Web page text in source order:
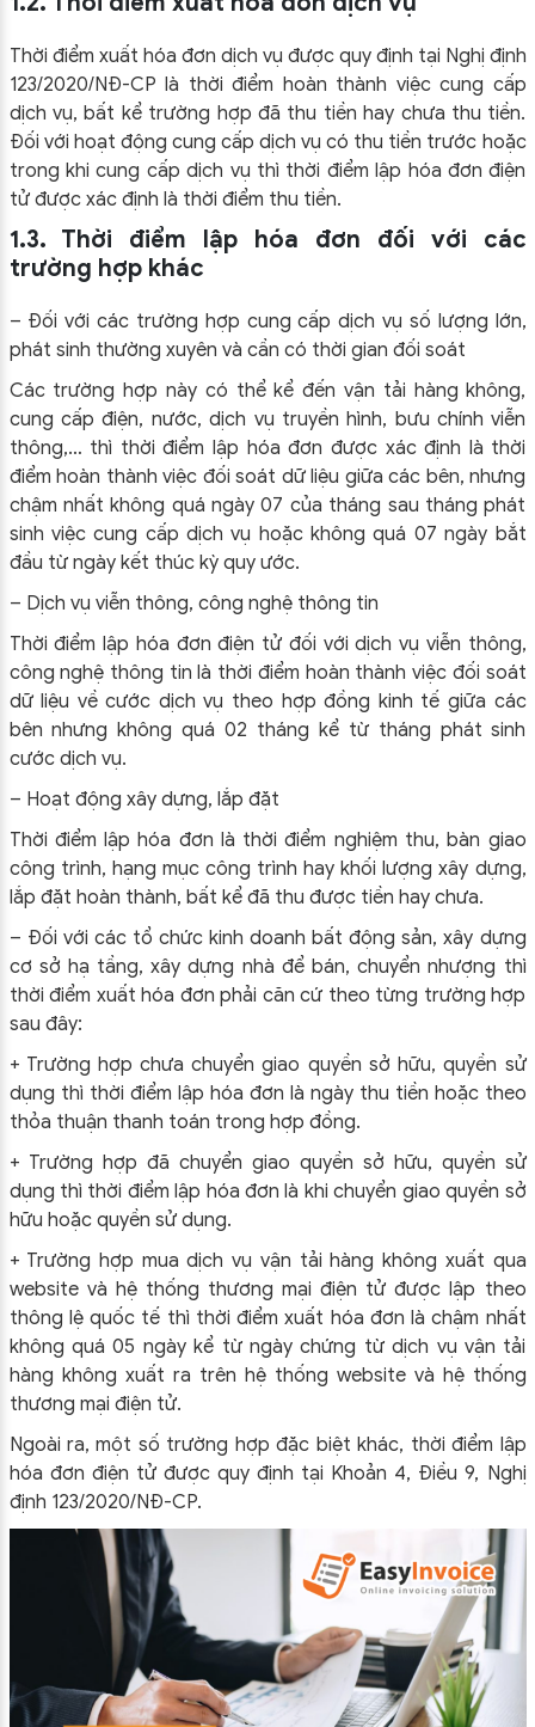
Thời điểm xuất hóa đơn dịch vụ được quy định tại Nghị định
123/2020/NĐ-CP là thời điểm hoàn thành việc cung cấp
dịch vụ, bất kể trường hợp đã thu tiền hay chưa thu tiền.
Đối với hoạt động cung cấp dịch vụ có thu tiền trước hoặc
trong khi cung cấp dịch vụ thì thời điểm lập hóa đơn điện
tử được xác định là thời điểm thu tiền.
1.3. Thời điểm lập hóa đơn đối với các
trường hợp khác
– Đối với các trường hợp cung cấp dịch vụ số lượng lớn,
phát sinh thường xuyên và cần có thời gian đối soát
Các trường hợp này có thể kể đến vận tải hàng không,
cung cấp điện, nước, dịch vụ truyền hình, bưu chính viễn
thông,… thì thời điểm lập hóa đơn được xác định là thời
điểm hoàn thành việc đối soát dữ liệu giữa các bên, nhưng
chậm nhất không quá ngày 07 của tháng sau tháng phát
sinh việc cung cấp dịch vụ hoặc không quá 07 ngày bắt
đầu từ ngày kết thúc kỳ quy ước.
– Dịch vụ viễn thông, công nghệ thông tin
Thời điểm lập hóa đơn điện tử đối với dịch vụ viễn thông,
công nghệ thông tin là thời điểm hoàn thành việc đối soát
dữ liệu về cước dịch vụ theo hợp đồng kinh tế giữa các
bên nhưng không quá 02 tháng kể từ tháng phát sinh
cước dịch vụ.
– Hoạt động xây dựng, lắp đặt
Thời điểm lập hóa đơn là thời điểm nghiệm thu, bàn giao
công trình, hạng mục công trình hay khối lượng xây dựng,
lắp đặt hoàn thành, bất kể đã thu được tiền hay chưa.
– Đối với các tổ chức kinh doanh bất động sản, xây dựng
cơ sở hạ tầng, xây dựng nhà để bán, chuyển nhượng thì
thời điểm xuất hóa đơn phải căn cứ theo từng trường hợp
sau đây:
+ Trường hợp chưa chuyển giao quyền sở hữu, quyền sử
dụng thì thời điểm lập hóa đơn là ngày thu tiền hoặc theo
thỏa thuận thanh toán trong hợp đồng.
+ Trường hợp đã chuyển giao quyền sở hữu, quyền sử
dụng thì thời điểm lập hóa đơn là khi chuyển giao quyền sở
hữu hoặc quyền sử dụng.
+ Trường hợp mua dịch vụ vận tải hàng không xuất qua
website và hệ thống thương mại điện tử được lập theo
thông lệ quốc tế thì thời điểm xuất hóa đơn là chậm nhất
không quá 05 ngày kể từ ngày chứng từ dịch vụ vận tải
hàng không xuất ra trên hệ thống website và hệ thống
thương mại điện tử.
Ngoài ra, một số trường hợp đặc biệt khác, thời điểm lập
hóa đơn điện tử được quy định tại Khoản 4, Điều 9, Nghị
định 123/2020/NĐ-CP.